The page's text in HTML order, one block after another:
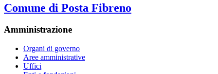
Comune di Posta Fibreno
Amministrazione
Organi di governo
Aree amministrative
Uffici